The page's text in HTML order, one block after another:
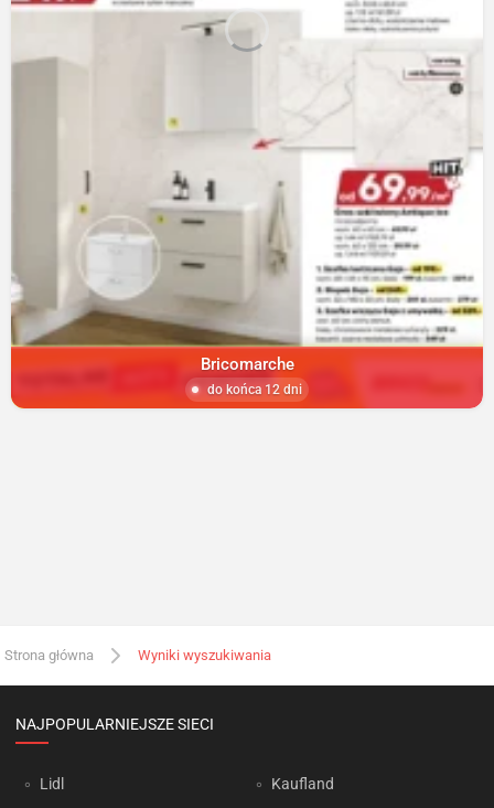
Bricomarche
do końca 12 dni
Strona główna Wyniki wyszukiwania
NAJPOPULARNIEJSZE SIECI
Lidl Kaufland